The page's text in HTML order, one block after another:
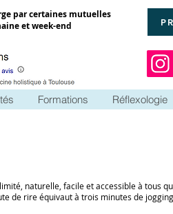
par certaines mutuelles
et week-end
Formations Réflexologie
naturelle, facile et accessible à tous
de rire équivaut à trois minutes de